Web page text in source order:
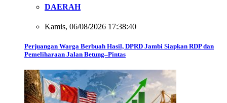
DAERAH
Kamis, 06/08/2026 17:38:40
Perjuangan Warga Berbuah Hasil, DPRD Jambi Siapkan RDP dan
Pemeliharaan Jalan Betung–Pintas